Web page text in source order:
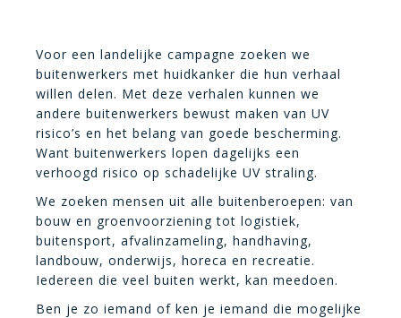
Voor een landelijke campagne zoeken we
buitenwerkers met huidkanker die hun verhaal
willen delen. Met deze verhalen kunnen we
andere buitenwerkers bewust maken van UV
risico’s en het belang van goede bescherming.
Want buitenwerkers lopen dagelijks een
verhoogd risico op schadelijke UV straling.
We zoeken mensen uit alle buitenberoepen: van
bouw en groenvoorziening tot logistiek,
buitensport, afvalinzameling, handhaving,
landbouw, onderwijs, horeca en recreatie.
Iedereen die veel buiten werkt, kan meedoen.
Ben je zo iemand of ken je iemand die mogelijke